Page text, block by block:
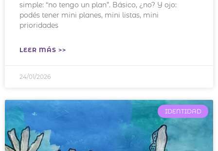
simple: “no tengo un plan”. Básico, ¿no? Y ojo:
podés tener mini planes, mini listas, mini
prioridades
LEER MÁS >>
24/01/2026
IDENTIDAD